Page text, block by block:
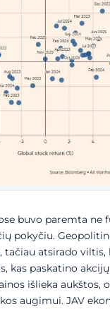
buvo paremta ne
pokyčiu.
tačiau atsirado viltis,
kas paskatino
išlieka aukštos,
augimui. JAV